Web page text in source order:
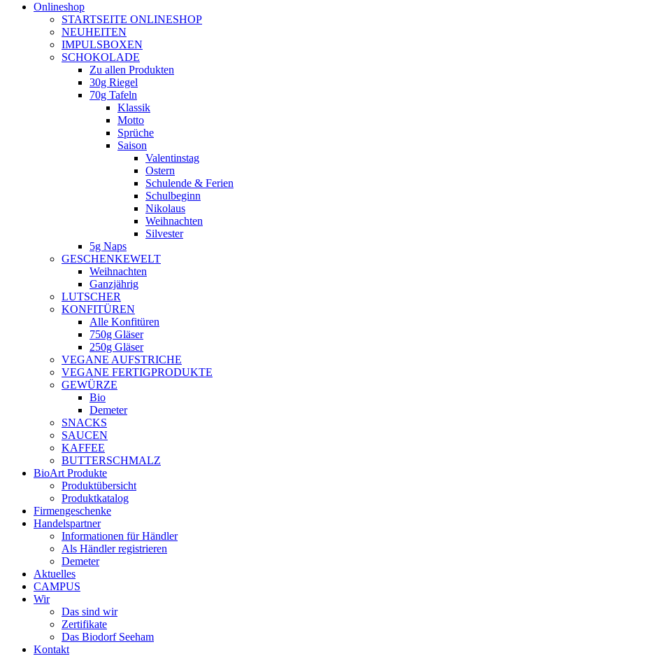
Onlineshop
STARTSEITE ONLINESHOP
NEUHEITEN
IMPULSBOXEN
SCHOKOLADE
Zu allen Produkten
30g Riegel
70g Tafeln
Klassik
Motto
Sprüche
Saison
Valentinstag
Ostern
Schulende & Ferien
Schulbeginn
Nikolaus
Weihnachten
Silvester
5g Naps
GESCHENKEWELT
Weihnachten
Ganzjährig
LUTSCHER
KONFITÜREN
Alle Konfitüren
750g Gläser
250g Gläser
VEGANE AUFSTRICHE
VEGANE FERTIGPRODUKTE
GEWÜRZE
Bio
Demeter
SNACKS
SAUCEN
KAFFEE
BUTTERSCHMALZ
BioArt Produkte
Produktübersicht
Produktkatalog
Firmengeschenke
Handelspartner
Informationen für Händler
Als Händler registrieren
Demeter
Aktuelles
CAMPUS
Wir
Das sind wir
Zertifikate
Das Biodorf Seeham
Kontakt